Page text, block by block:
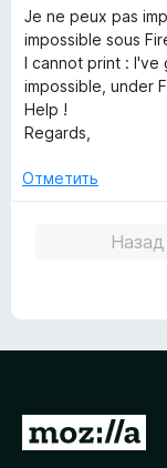
н
а
5
и
з
5
ц
е
н
е
н
о
а
Je ne peux pas
impossible sous
I cannot print : I've
impossible, under
Help !
Regards,
Отметить
Назад
П